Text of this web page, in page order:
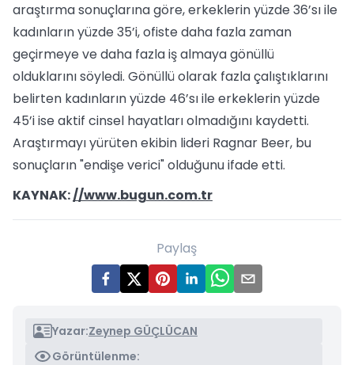
araştırma sonuçlarına göre, erkeklerin yüzde 36’sı ile
kadınların yüzde 35’i, ofiste daha fazla zaman
geçirmeye ve daha fazla iş almaya gönüllü
olduklarını söyledi. Gönüllü olarak fazla çalıştıklarını
belirten kadınların yüzde 46’sı ile erkeklerin yüzde
45’i ise aktif cinsel hayatları olmadığını kaydetti.
Araştırmayı yürüten ekibin lideri Ragnar Beer, bu
sonuçların "endişe verici" olduğunu ifade etti.
KAYNAK://www.bugun.com.tr
Paylaş
Yazar:Zeynep GÜÇLÜCAN
Görüntülenme: